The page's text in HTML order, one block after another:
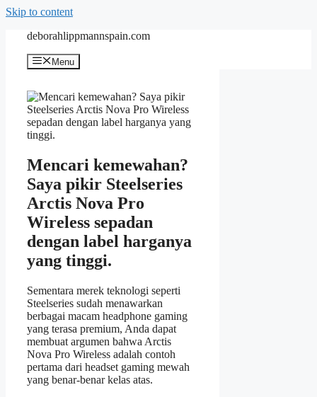
Skip to content
deborahlippmannspain.com
Menu
Mencari kemewahan?
Saya pikir Steelseries
Arctis Nova Pro
Wireless sepadan
dengan label harganya
yang tinggi.
Sementara merek teknologi seperti
Steelseries sudah menawarkan
berbagai macam headphone gaming
yang terasa premium, Anda dapat
membuat argumen bahwa Arctis
Nova Pro Wireless adalah contoh
pertama dari headset gaming mewah
yang benar-benar kelas atas.